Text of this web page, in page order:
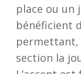
place ou un
bénéficient
permettant,
section la